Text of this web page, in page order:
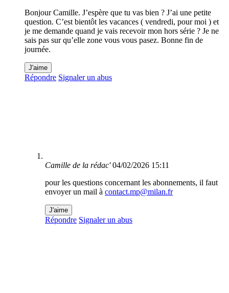
Bonjour Camille. J’espère que tu vas bien ? J’ai une petite
question. C’est bientôt les vacances ( vendredi, pour moi ) et
je me demande quand je vais recevoir mon hors série ? Je ne
sais pas sur qu’elle zone vous vous pasez. Bonne fin de
journée.
J'aime
Répondre Signaler un abus
Camille de la rédac' 04/02/2026 15:11
pour les questions concernant les abonnements, il faut
envoyer un mail à contact.mp@milan.fr
J'aime
Répondre Signaler un abus